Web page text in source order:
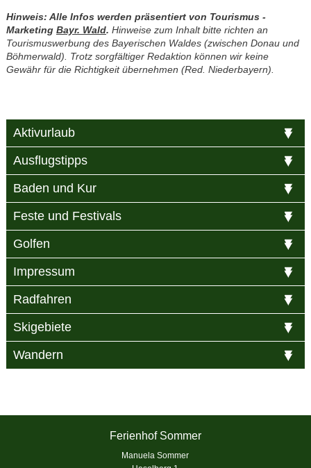
Hinweis: Alle Infos werden präsentiert von Tourismus -
Marketing Bayr. Wald. Hinweise zum Inhalt bitte richten an
Tourismuswerbung des Bayerischen Waldes (zwischen Donau und
Böhmerwald). Trotz sorgfältiger Redaktion können wir keine
Gewähr für die Richtigkeit übernehmen (Red. Niederbayern).
Aktivurlaub
Ausflugstipps
Baden und Kur
Feste und Festivals
Golfen
Impressum
Radfahren
Skigebiete
Wandern
Ferienhof Sommer
Manuela Sommer